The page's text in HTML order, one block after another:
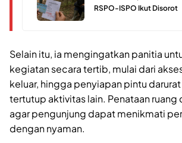
RSPO-ISPO Ikut Disorot
Selain itu, ia mengingatkan panitia
kegiatan secara tertib, mulai dari
keluar, hingga penyiapan pintu
tertutup aktivitas lain. Penataan ruang
agar pengunjung dapat menikmati
dengan nyaman.